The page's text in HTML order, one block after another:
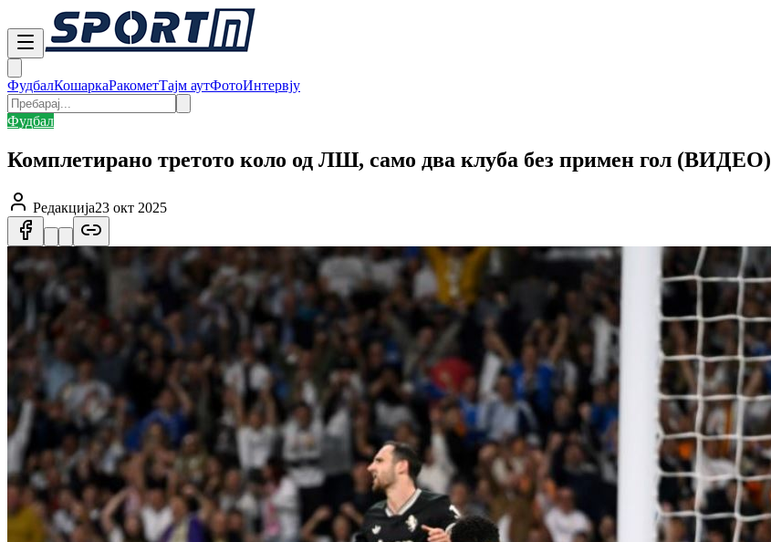
ФудбалКошаркаРакометТајм аутФотоИнтервју
Фудбал
Комплетирано третото коло од ЛШ, само два клуба без примен гол (ВИДЕО)
Редакција23 окт 2025